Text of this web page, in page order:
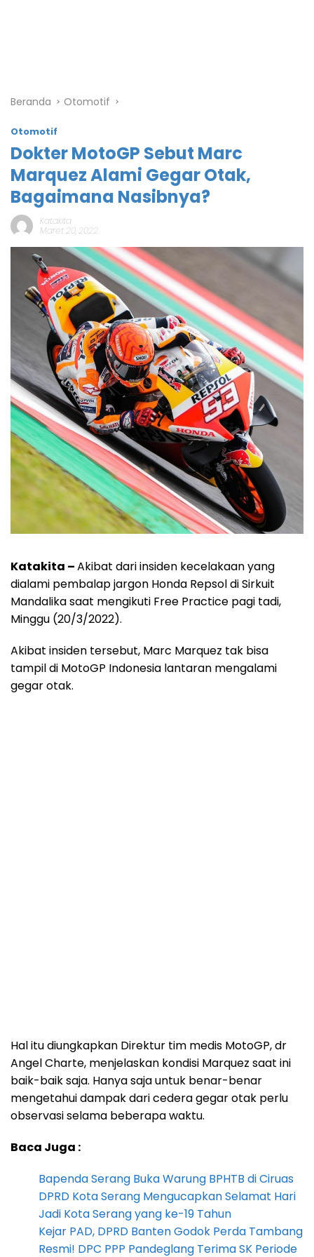
Beranda Otomotif
Otomotif
Dokter MotoGP Sebut Marc
Marquez Alami Gegar Otak,
Bagaimana Nasibnya?
Katakita
Maret 20, 2022
Katakita –Akibat dari insiden kecelakaan yang
dialami pembalap jargon Honda Repsol di Sirkuit
Mandalika saat mengikuti Free Practice pagi tadi,
Minggu (20/3/2022).
Akibat insiden tersebut, Marc Marquez tak bisa
tampil di MotoGP Indonesia lantaran mengalami
gegar otak.
Hal itu diungkapkan Direktur tim medis MotoGP, dr
Angel Charte, menjelaskan kondisi Marquez saat ini
baik-baik saja. Hanya saja untuk benar-benar
mengetahui dampak dari cedera gegar otak perlu
observasi selama beberapa waktu.
Baca Juga :
Bapenda Serang Buka Warung BPHTB di Ciruas
DPRD Kota Serang Mengucapkan Selamat Hari
Jadi Kota Serang yang ke-19 Tahun
Kejar PAD, DPRD Banten Godok Perda Tambang
Resmi! DPC PPP Pandeglang Terima SK Periode